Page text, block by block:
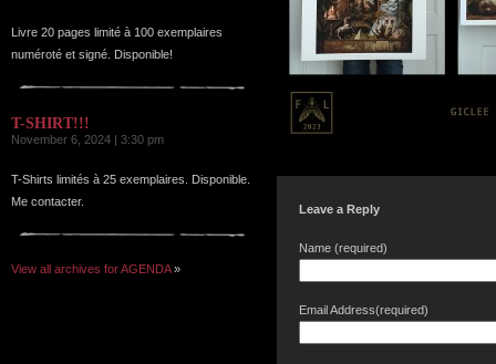
Livre 20 pages limité à 100 exemplaires
numéroté et signé. Disponible!
T-SHIRT!!!
November 6, 2024 | 3:30 pm
T-Shirts limités à 25 exemplaires. Disponible.
Me contacter.
View all archives for AGENDA»
Leave a Reply
Name (required)
Email Address(required)